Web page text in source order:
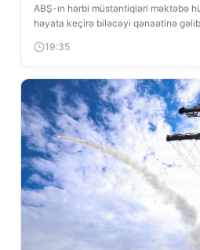
ABŞ-ın hərbi müstəntiqləri məktəbə
həyata keçirə biləcəyi qənaətinə
19:35